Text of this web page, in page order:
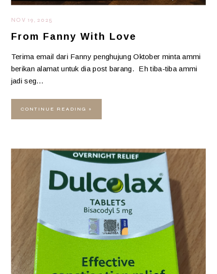
NOV 19, 2025
From Fanny With Love
Terima email dari Fanny penghujung Oktober minta ammi
berikan alamat untuk dia post barang. Eh tiba-tiba ammi
jadi seg…
CONTINUE READING »